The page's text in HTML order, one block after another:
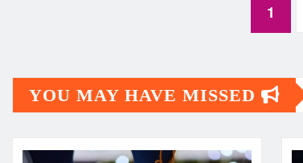
1
YOU MAY HAVE MISSED